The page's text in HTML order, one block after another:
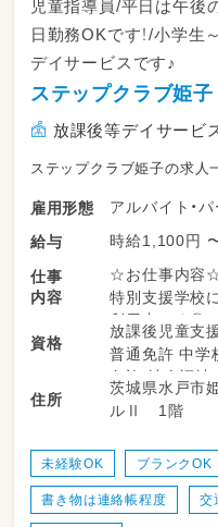
児童指導員/平日は午
日勤務OKです！/小学
デイサービスです♪
ステップクラブ姫子
放課後等デイサービ
ステップクラブ姫子の求人
雇用形態
アルバイト・パ
給与
時給1,100円
仕事
内容
☆お仕事内容
特別支援学校
利用中です◎
・利用者の児
・子ども達の支
・活動内容の準
資格
放課後児童支援員・
普通免許 中学校教諭普通免許 小学校教諭普通
免許 社会福祉士 精神保健福祉士 普通自動車運
転免許
住所
茨城県水戸市
ルⅡ 1階
未経験OK ブランクOK
書き物は連絡帳程度 交